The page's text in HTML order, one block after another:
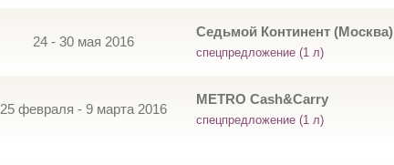
24 - 30 мая 2016
Седьмой Континент (Москва)
спецпредложение (1 л)
25 февраля - 9 марта 2016
METRO Cash&Carry
спецпредложение (1 л)